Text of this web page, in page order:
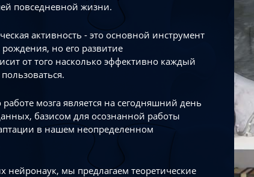
повседневной жизни.
активность - это основной инструмент
но его развитие
от того насколько эффективно каждый
мозга является на сегодняшний день
базисом для осознанной работы
в нашем неопределенном
мы предлагаем теоретические